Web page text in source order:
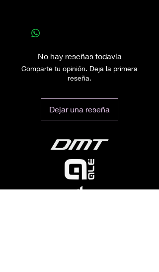
No hay reseñas todavía
Comparte tu opinión. Deja la primera
reseña.
Dejar una reseña